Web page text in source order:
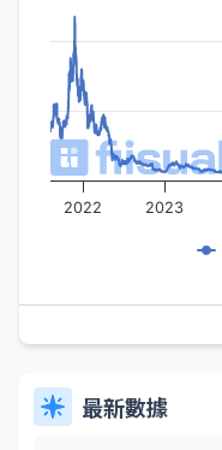
2022 2023
最新數據